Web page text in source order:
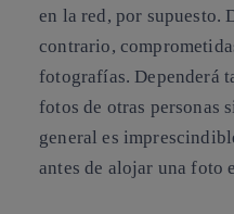
en la red, por supuesto.
contrario,
fotografías. Dependerá
fotos de otras personas
general es
antes de alojar una foto